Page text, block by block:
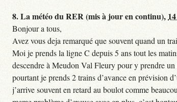
8.La météo du RER (mis à jour en continu),
Bonjour a tous,
Avez vous deja remarqué que souvent quand un
Moi je prends la ligne C depuis 5 ans tout les
descendre à Meudon Val Fleury pour y prendre
pourtant je prends 2 trains d’avance en prévision
j’arrive souvent en retard au boulot comme